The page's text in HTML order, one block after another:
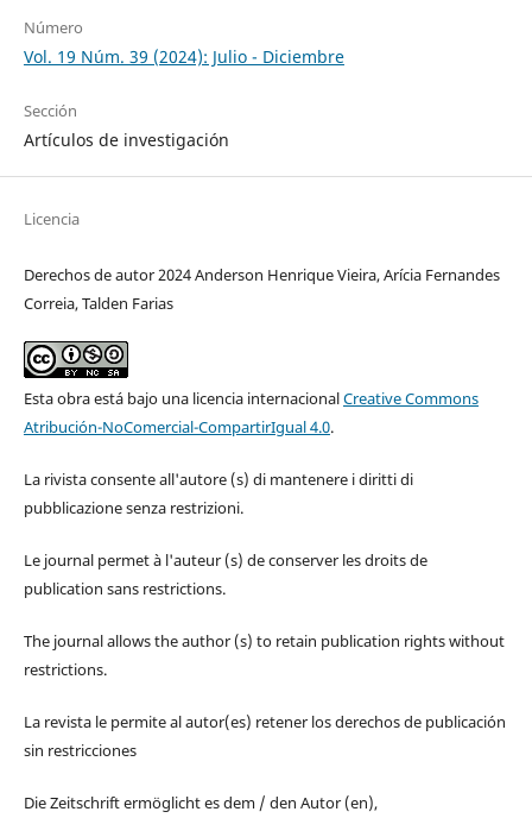
Número
Vol. 19 Núm. 39 (2024): Julio - Diciembre
Sección
Artículos de investigación
Licencia
Derechos de autor 2024 Anderson Henrique Vieira, Arícia Fernandes
Correia, Talden Farias
Esta obra está bajo una licencia internacionalCreative Commons
Atribución-NoComercial-CompartirIgual 4.0.
La rivista consente all'autore (s) di mantenere i diritti di
pubblicazione senza restrizioni.
Le journal permet à l'auteur (s) de conserver les droits de
publication sans restrictions.
The journal allows the author (s) to retain publication rights without
restrictions.
La revista le permite al autor(es) retener los derechos de publicación
sin restricciones
Die Zeitschrift ermöglicht es dem / den Autor (en),